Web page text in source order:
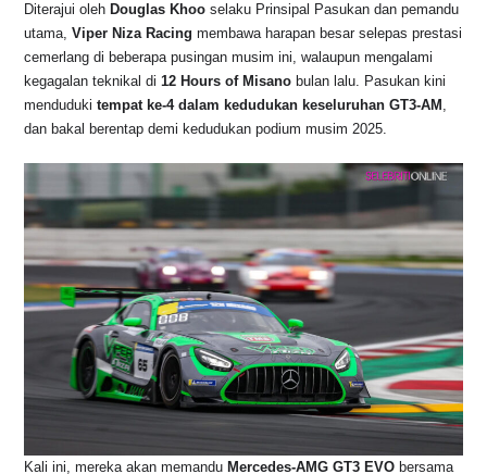
o
k
p
k
Diterajui oleh Douglas Khoo selaku Prinsipal Pasukan dan pemandu
utama,Viper Niza Racing membawa harapan besar selepas prestasi
cemerlang di beberapa pusingan musim ini, walaupun mengalami
kegagalan teknikal di12 Hours of Misano bulan lalu. Pasukan kini
mendudukitempat ke-4 dalam kedudukan keseluruhan GT3-AM ,
dan bakal berentap demi kedudukan podium musim 2025.
Kali ini, mereka akan memandu Mercedes-AMG GT3 EVO bersama